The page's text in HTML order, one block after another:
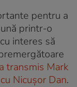
pentru a
printr-o
interes să
a transmis Mark
Nicușor Dan.